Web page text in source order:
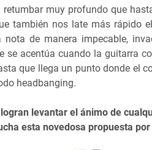
muy profundo que
también nos late más rápido
de manera impecable,
se acentúa cuando la guitarra
que llega un punto donde el
headbanging.
levantar el ánimo de
esta novedosa propuesta